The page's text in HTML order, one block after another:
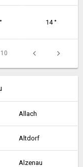
14 °
Allach
Altdorf
Alzenau